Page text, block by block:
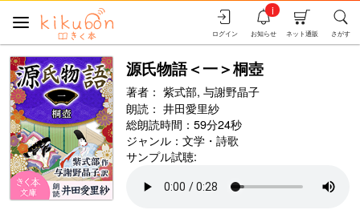
さがす
ネット通販
お知らせ
i
ログイン
源氏物語＜一＞桐壺
著者： 紫式部, 与謝野晶子
朗読： 井田愛里紗
総朗読時間：59分24秒
ジャンル： 文学・詩歌
サンプル試聴: